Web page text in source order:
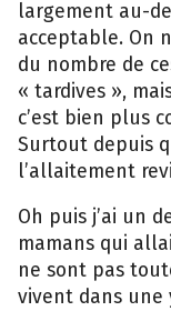
largement au-
acceptable. On
du nombre de
« tardives »,
c’est bien plus
Surtout depuis
l’allaitement
Oh puis j’ai un
mamans qui
ne sont pas
vivent dans